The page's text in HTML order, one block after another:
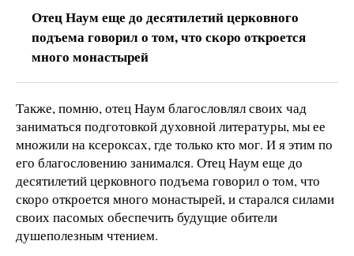
Отец Наум еще до десятилетий церковного
подъема говорил о том, что скоро откроется
много монастырей
Также, помню, отец Наум благословлял своих чад
заниматься подготовкой духовной литературы, мы ее
множили на ксероксах, где только кто мог. И я этим по
его благословению занимался. Отец Наум еще до
десятилетий церковного подъема говорил о том, что
скоро откроется много монастырей, и старался силами
своих пасомых обеспечить будущие обители
душеполезным чтением.